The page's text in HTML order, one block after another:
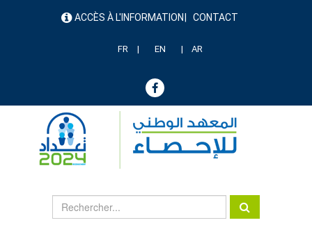
menu ACCÈS À L'INFORMATION CONTACT
FR EN AR